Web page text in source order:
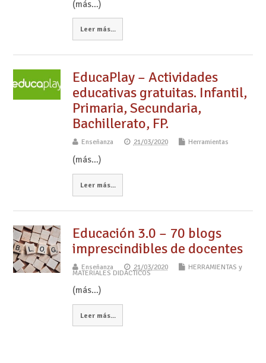
(más…)
Leer más...
EducaPlay – Actividades
educativas gratuitas. Infantil,
Primaria, Secundaria,
Bachillerato, FP.
Enseñanza 21/03/2020 Herramientas
(más…)
Leer más...
Educación 3.0 – 70 blogs
imprescindibles de docentes
Enseñanza 21/03/2020 HERRAMIENTAS y
MATERIALES DIDÁCTICOS
(más…)
Leer más...